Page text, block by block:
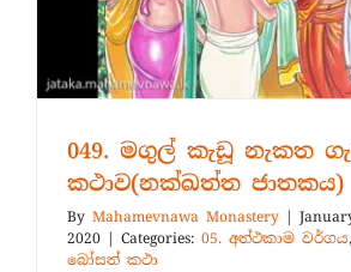
049. මගුල් කැඩූ නැකත
කථාව(නක්ඛත්ත ජාතකය)
By Mahamevnawa Monastery |
2020 | Categories: 05. අත්ථකාම වර්ගය,
බෝසත් කථා